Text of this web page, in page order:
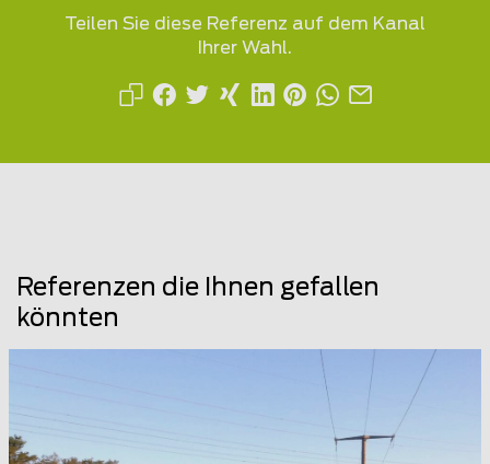
Teilen Sie diese Referenz auf dem Kanal
Ihrer Wahl.
Referenzen die Ihnen gefallen
könnten